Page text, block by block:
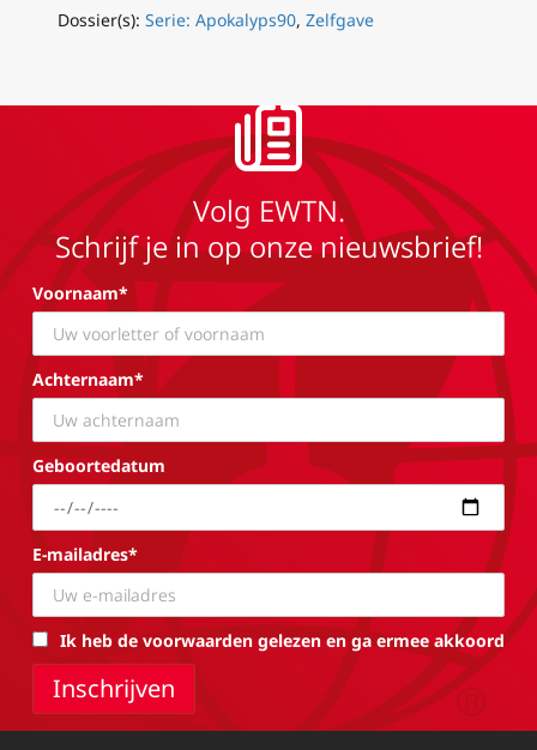
Dossier(s): Serie: Apokalyps90, Zelfgave
Volg EWTN.
Schrijf je in op onze nieuwsbrief!
Voornaam*
Achternaam*
Geboortedatum
E-mailadres*
Ik heb de voorwaarden gelezen en ga ermee akkoord